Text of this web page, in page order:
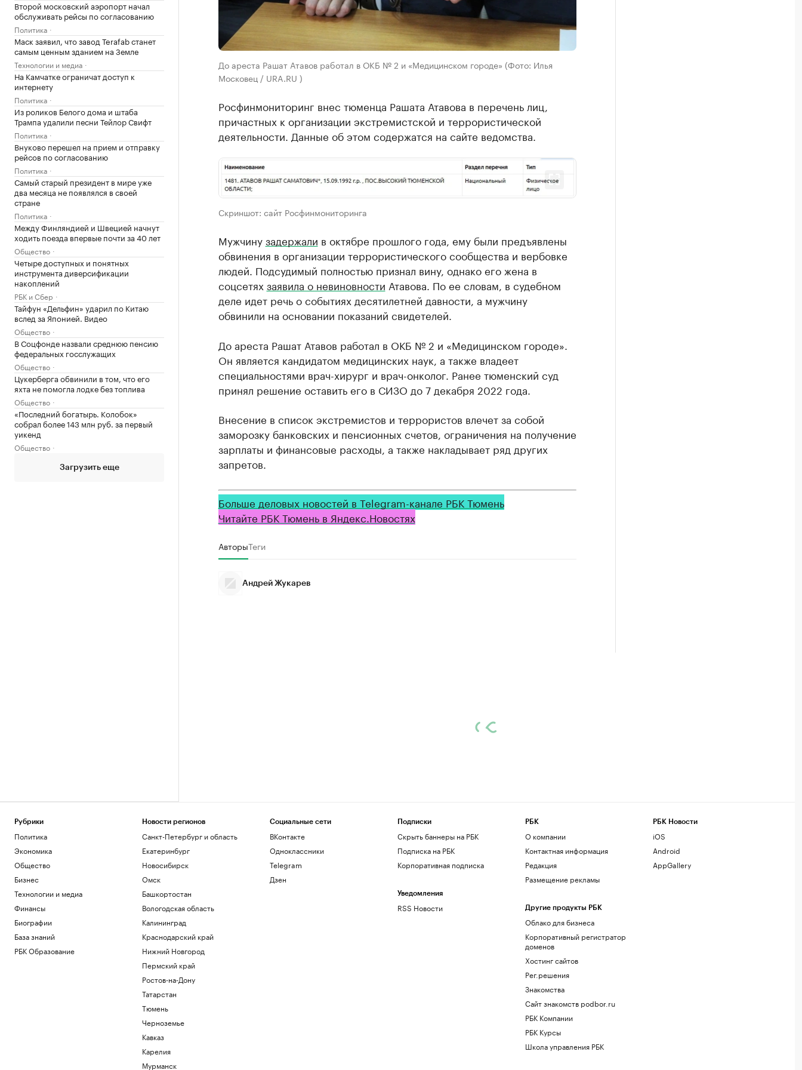
Второй московский аэропорт начал
обслуживать рейсы по согласованию
Политика
Маск заявил, что завод Terafab станет
самым ценным зданием на Земле
Технологии и медиа
На Камчатке ограничат доступ к
интернету
Политика
Из роликов Белого дома и штаба
Трампа удалили песни Тейлор Свифт
Политика
Внуково перешел на прием и отправку
рейсов по согласованию
Политика
Самый старый президент в мире уже
два месяца не появлялся в своей
стране
Политика
Между Финляндией и Швецией начнут
ходить поезда впервые почти за 40 лет
Общество
Четыре доступных и понятных
инструмента диверсификации
накоплений
РБК и Сбер
Тайфун «Дельфин» ударил по Китаю
вслед за Японией. Видео
Общество
В Соцфонде назвали среднюю пенсию
федеральных госслужащих
Общество
Цукерберга обвинили в том, что его
яхта не помогла лодке без топлива
Общество
«Последний богатырь. Колобок»
собрал более 143 млн руб. за первый
уикенд
Общество
Загрузить еще
До ареста Рашат Атавов работал в ОКБ № 2 и «Медицинском городе» (Фото: Илья
Московец / URA.RU )
Росфинмониторинг внес тюменца Рашата Атавова в перечень лиц,
причастных к организации экстремистской и террористической
деятельности. Данные об этом содержатся на сайте ведомства.
Скриншот: сайт Росфинмониторинга
Мужчинузадержали в октябре прошлого года, ему были предъявлены
обвинения в организации террористического сообщества и вербовке
людей. Подсудимый полностью признал вину, однако его жена в
соцсетях заявила о невиновности Атавова. По ее словам, в судебном
деле идет речь о событиях десятилетней давности, а мужчину
обвинили на основании показаний свидетелей.
До ареста Рашат Атавов работал в ОКБ № 2 и «Медицинском городе».
Он является кандидатом медицинских наук, а также владеет
специальностями врач-хирург и врач-онколог. Ранее тюменский суд
принял решение оставить его в СИЗО до 7 декабря 2022 года.
Внесение в список экстремистов и террористов влечет за собой
заморозку банковских и пенсионных счетов, ограничения на получение
зарплаты и финансовые расходы, а также накладывает ряд других
запретов.
Больше деловых новостей в Telegram-канале РБК Тюмень
Читайте РБК Тюмень в Яндекс.Новостях
АвторыТеги
Андрей Жукарев
Рубрики
Политика
Экономика
Общество
Бизнес
Технологии и медиа
Финансы
Биографии
База знаний
РБК Образование
Новости регионов
Санкт-Петербург и область
Екатеринбург
Новосибирск
Омск
Башкортостан
Вологодская область
Калининград
Краснодарский край
Нижний Новгород
Пермский край
Ростов-на-Дону
Татарстан
Тюмень
Черноземье
Кавказ
Карелия
Мурманск
Социальные сети
ВКонтакте
Одноклассники
Telegram
Дзен
Подписки
Скрыть баннеры на РБК
Подписка на РБК
Корпоративная подписка
Уведомления
RSS Новости
РБК
О компании
Контактная информация
Редакция
Размещение рекламы
Другие продукты РБК
Облако для бизнеса
Корпоративный регистратор
доменов
Хостинг сайтов
Рег.решения
Знакомства
Сайт знакомств podbor.ru
РБК Компании
РБК Курсы
Школа управления РБК
РБК Новости
iOS
Android
AppGallery